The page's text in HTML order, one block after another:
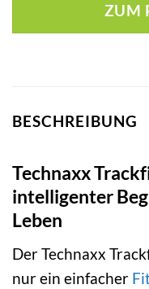
ZUM
BESCHREIBUNG
Technaxx
intelligenter
Leben
Der Technaxx
nur ein einfacher